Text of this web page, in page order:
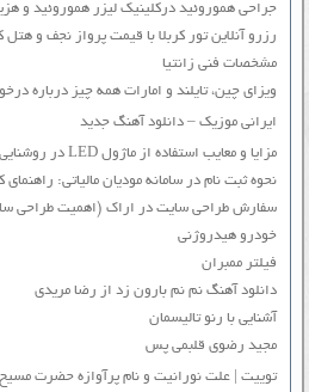
جراحی هموروئید درکلینیک لیزر هموروئید و
رزرو آنلاین تور کربلا با قیمت پرواز نجف و هتل
مشخصات فنی زانتیا
ویزای چین، تایلند و امارات همه چیز درباره
ایرانی موزیک – دانلود آهنگ جدید
مزایا و معایب استفاده از ماژول LED در روشنایی خانگی
نحوه ثبت نام در سامانه مودیان مالیاتی:
سفارش طراحی سایت در اراک (اهمیت طراحی
خودرو هیدروژنی
فیلتر ممبران
دانلود آهنگ نم نم بارون زد از رضا مریدی
آشنایی با رنو تالیسمان
مجید رضوی قلبمی پس
توییت | علت نورانیت و نام پرآوازه حضرت